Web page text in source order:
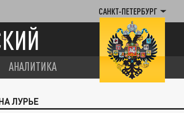
САНКТ-ПЕТЕРБУРГ
АНАЛИТИКА
ЛУРЬЕ